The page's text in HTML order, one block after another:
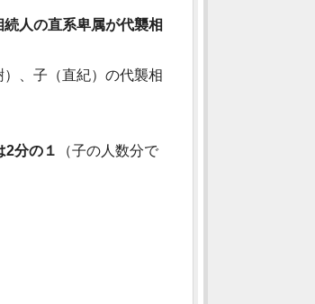
人の直系卑属が代襲相
、子（直紀）の代襲相
2分の１
（子の人数分で